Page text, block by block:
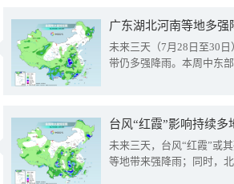
广东湖北河南等地多
未来三天（7月28日至30
带仍多强降雨。本周中东
台风“红霞”影响持续
未来三天，台风“红霞”或
等地带来强降雨；同时，